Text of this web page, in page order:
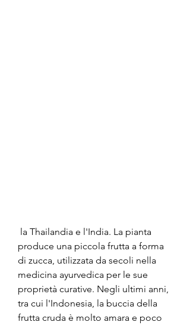
produce una piccola frutta a forma
di zucca, utilizzata da secoli nella
medicina ayurvedica per le sue
proprietà curative. Negli ultimi anni,
tra cui l'Indonesia, la buccia della
frutta cruda è molto amara e poco